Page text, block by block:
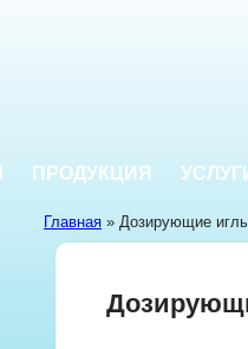
ПРОДУКЦИЯ
Главная » Дозирующие